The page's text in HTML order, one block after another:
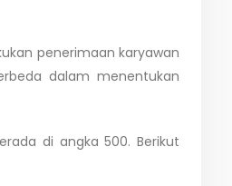
penerimaan karyawan
dalam menentukan
di angka 500. Berikut